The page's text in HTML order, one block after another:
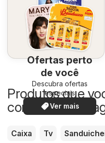
Ofertas perto
de você
Descubra ofertas
especiais
Ver mais
Produtos que
com desconto
Caixa Tv